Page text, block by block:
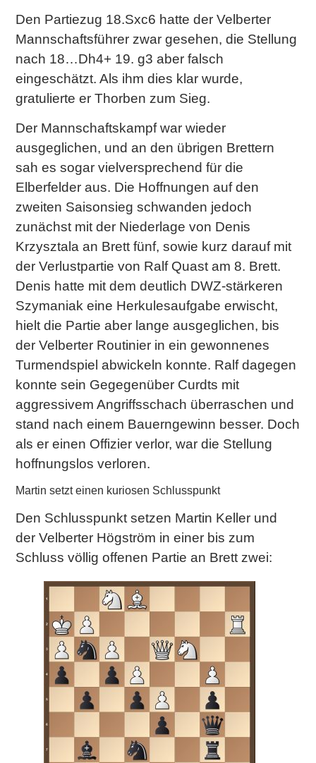
Den Partiezug 18.Sxc6 hatte der Velberter
Mannschaftsführer zwar gesehen, die Stellung
nach 18…Dh4+ 19. g3 aber falsch
eingeschätzt. Als ihm dies klar wurde,
gratulierte er Thorben zum Sieg.
Der Mannschaftskampf war wieder
ausgeglichen, und an den übrigen Brettern
sah es sogar vielversprechend für die
Elberfelder aus. Die Hoffnungen auf den
zweiten Saisonsieg schwanden jedoch
zunächst mit der Niederlage von Denis
Krzysztala an Brett fünf, sowie kurz darauf mit
der Verlustpartie von Ralf Quast am 8. Brett.
Denis hatte mit dem deutlich DWZ-stärkeren
Szymaniak eine Herkulesaufgabe erwischt,
hielt die Partie aber lange ausgeglichen, bis
der Velberter Routinier in ein gewonnenes
Turmendspiel abwickeln konnte. Ralf dagegen
konnte sein Gegegenüber Curdts mit
aggressivem Angriffsschach überraschen und
stand nach einem Bauerngewinn besser. Doch
als er einen Offizier verlor, war die Stellung
hoffnungslos verloren.
Martin setzt einen kuriosen Schlusspunkt
Den Schlusspunkt setzen Martin Keller und
der Velberter Högström in einer bis zum
Schluss völlig offenen Partie an Brett zwei: